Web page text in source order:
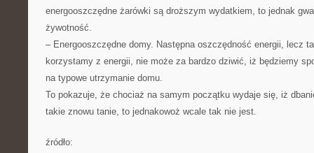
energooszczędne żarówki są droższym wydatkiem, to jednak
żywotność.
– Energooszczędne domy. Następna oszczędność energii, lecz
korzystamy z energii, nie może za bardzo dziwić, iż będziemy
na typowe utrzymanie domu.
To pokazuje, że chociaż na samym początku wydaje się, iż
takie znowu tanie, to jednakowoż wcale tak nie jest.
źródło: